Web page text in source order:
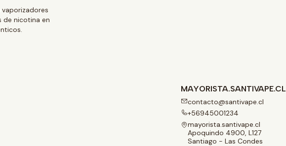
vaporizadores
de nicotina en
MAYORISTA.SANTIVAPE.CL
contacto@santivape.cl
+56945001234
mayorista.santivape.cl
Apoquindo 4900, L127
Santiago - Las Condes